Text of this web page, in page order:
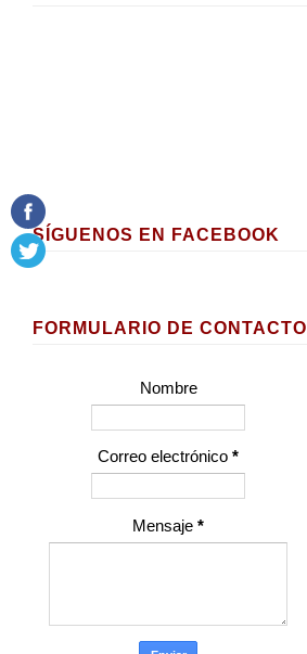
SÍGUENOS EN FACEBOOK
FORMULARIO DE CONTACTO
Nombre
Correo electrónico *
Mensaje *